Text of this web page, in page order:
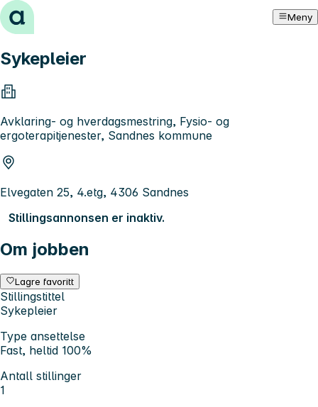
Hopp til innhold Meny
Sykepleier
Avklaring- og hverdagsmestring, Fysio- og
ergoterapitjenester, Sandnes kommune
Elvegaten 25, 4.etg, 4306 Sandnes
Stillingsannonsen er inaktiv.
Om jobben
Lagre favoritt
Stillingstittel
Sykepleier
Type ansettelse
Fast, heltid 100%
Antall stillinger
1